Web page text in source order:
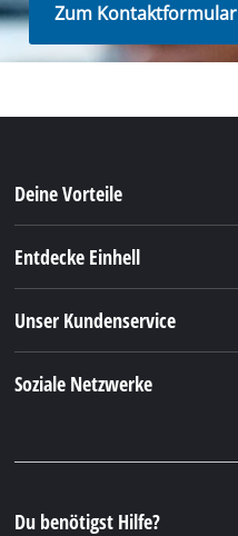
Zum Kontaktformular
Deine Vorteile
Entdecke Einhell
Unser Kundenservice
Soziale Netzwerke
Du benötigst Hilfe?